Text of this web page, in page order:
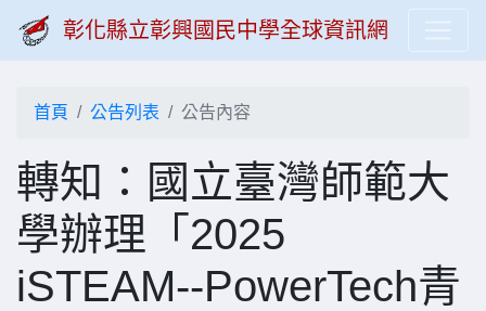
彰化縣立彰興國民中學全球資訊網
首頁 公告列表 公告內容
轉知：國立臺灣師範大
學辦理「2025
iSTEAM--PowerTech青